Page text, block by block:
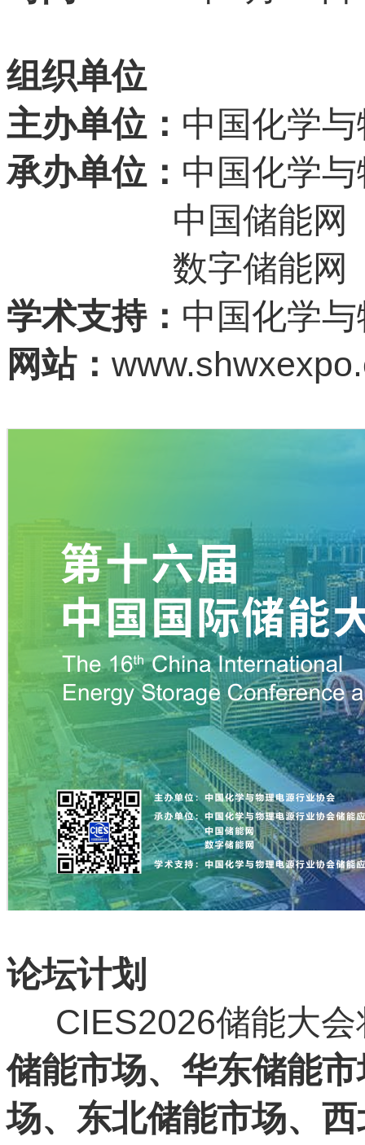
组织单位
主办单位： 中国化学
承办单位： 中国化学
中国储能网
数字储能网
学术支持： 中国化学
网站：
论坛计划
CIES2026储能大会
储能市场、华东储能
场、东北储能市场、